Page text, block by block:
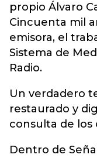
propio Álvaro
Cincuenta mil
emisora, el
Sistema de
Radio.
Un verdadero
restaurado y
consulta de los
Dentro de